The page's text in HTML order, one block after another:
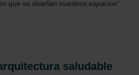
que se diseñan nuestros espacios".
saludable